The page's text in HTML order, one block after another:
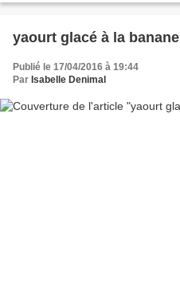
yaourt glacé à la
Publié le 17/04/2016 à 19:44
Par Isabelle Denimal